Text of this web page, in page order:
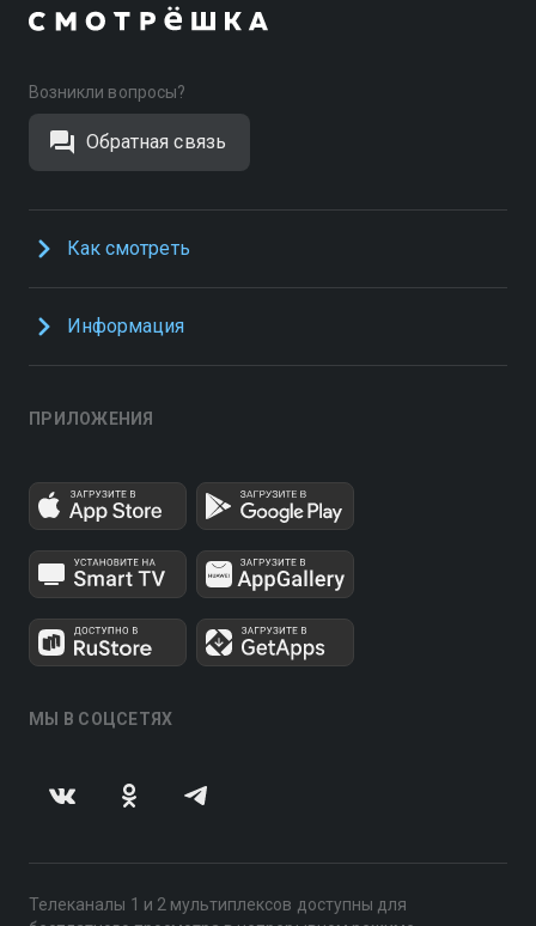
Возникли вопросы?
Обратная связь
Как смотреть
Информация
ПРИЛОЖЕНИЯ
МЫ В СОЦСЕТЯХ
Телеканалы 1 и 2 мультиплексов доступны для